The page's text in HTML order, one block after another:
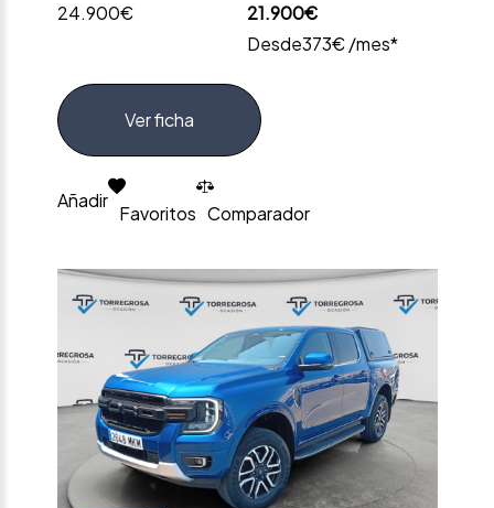
24.900€
21.900€
Desde373€ /mes*
Ver ficha
Añadir
Favoritos Comparador